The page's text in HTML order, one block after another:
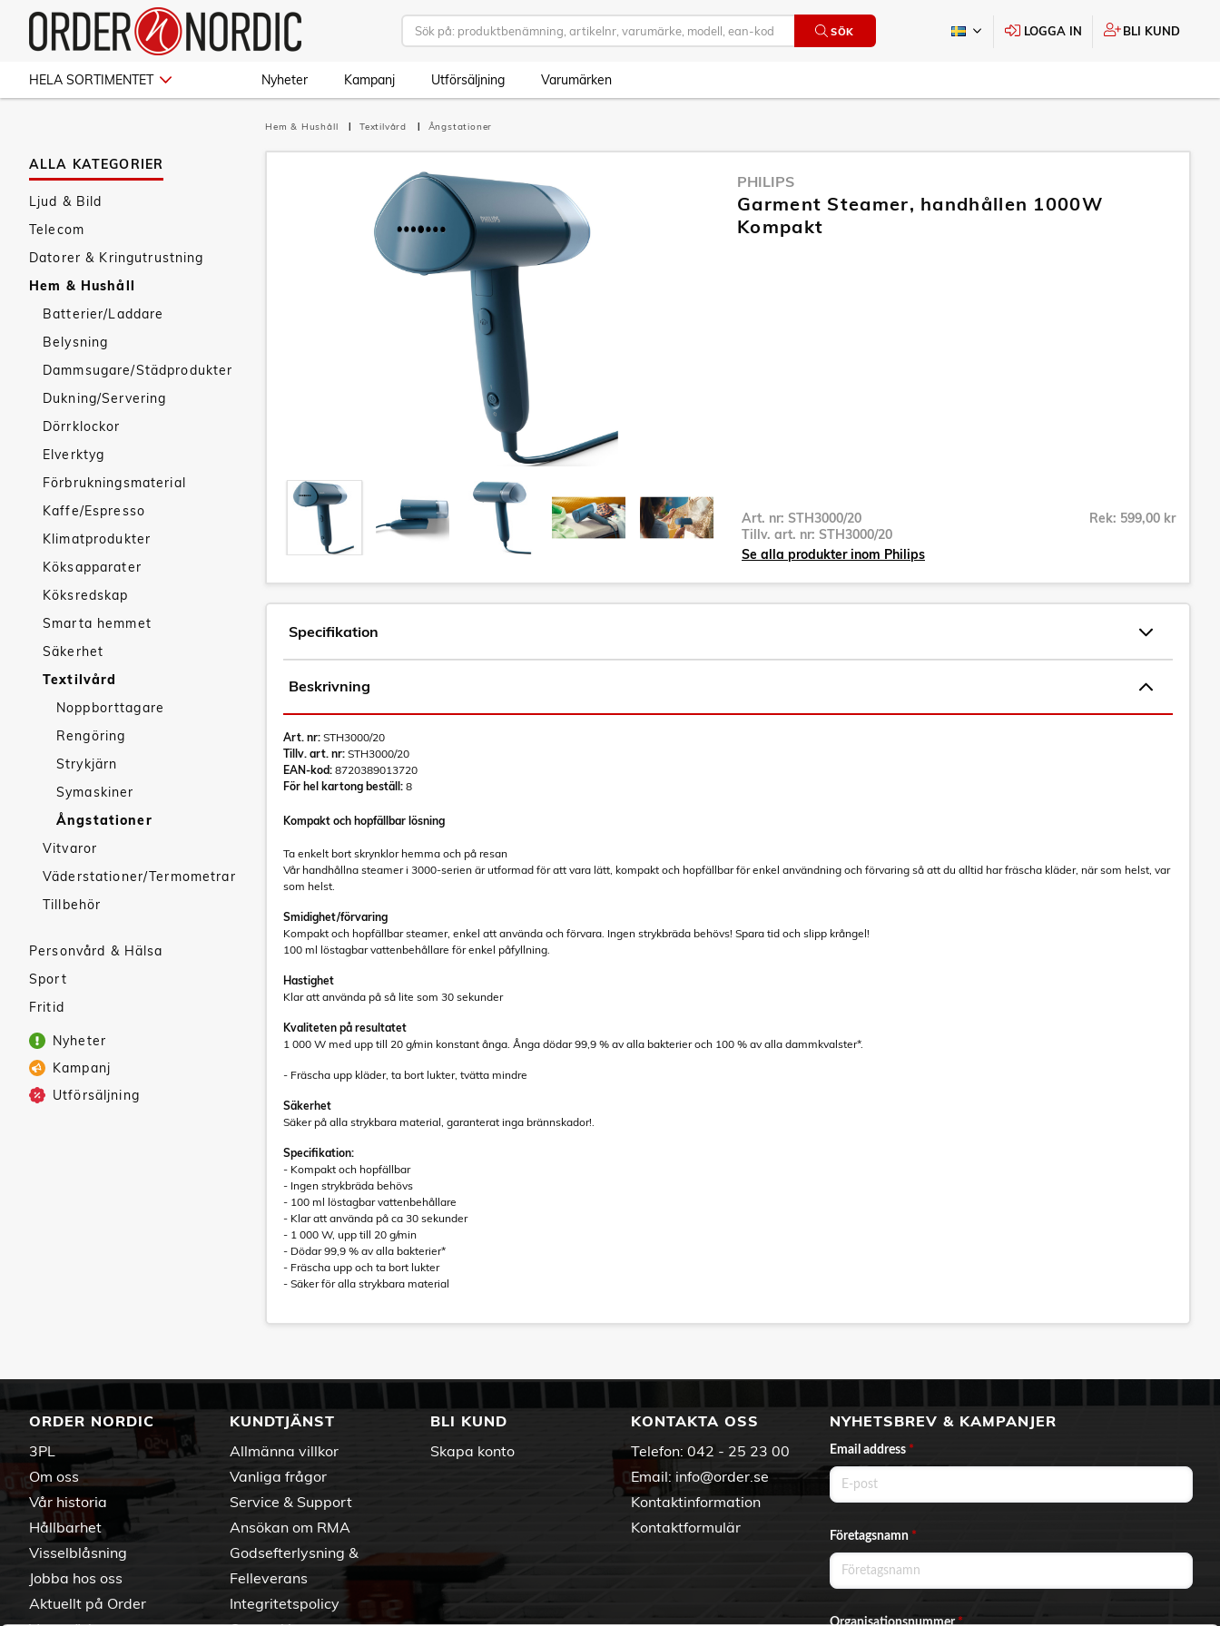
SÖK LOGGA IN BLI KUND
HELA SORTIMENTET Nyheter Kampanj Utförsäljning Varumärken
ALLA KATEGORIER
Ljud & Bild
Telecom
Datorer & Kringutrustning
Hem & Hushåll
Batterier/Laddare
Belysning
Dammsugare/Städprodukter
Dukning/Servering
Dörrklockor
Elverktyg
Förbrukningsmaterial
Kaffe/Espresso
Klimatprodukter
Köksapparater
Köksredskap
Smarta hemmet
Säkerhet
Textilvård
Noppborttagare
Rengöring
Strykjärn
Symaskiner
Ångstationer
Vitvaror
Väderstationer/Termometrar
Tillbehör
Personvård & Hälsa
Sport
Fritid
Nyheter
Kampanj
Utförsäljning
Hem & Hushåll Textilvård Ångstationer
PHILIPS
Garment Steamer, handhållen 1000W
Kompakt
Art. nr: STH3000/20
Tillv. art. nr: STH3000/20
Rek: 599,00 kr
Se alla produkter inom Philips
Specifikation
Beskrivning
Art. nr: STH3000/20
Tillv. art. nr: STH3000/20
EAN-kod: 8720389013720
För hel kartong beställ: 8
Kompakt och hopfällbar lösning
Ta enkelt bort skrynklor hemma och på resan
Vår handhållna steamer i 3000-serien är utformad för att vara lätt, kompakt och hopfällbar för enkel användning och förvaring så att du alltid har fräscha kläder, när som helst, var
som helst.
Smidighet/förvaring
Kompakt och hopfällbar steamer, enkel att använda och förvara. Ingen strykbräda behövs! Spara tid och slipp krångel!
100 ml löstagbar vattenbehållare för enkel påfyllning.
Hastighet
Klar att använda på så lite som 30 sekunder
Kvaliteten på resultatet
1 000 W med upp till 20 g/min konstant ånga. Ånga dödar 99,9 % av alla bakterier och 100 % av alla dammkvalster*.
- Fräscha upp kläder, ta bort lukter, tvätta mindre
Säkerhet
Säker på alla strykbara material, garanterat inga brännskador!.
Specifikation:
- Kompakt och hopfällbar
- Ingen strykbräda behövs
- 100 ml löstagbar vattenbehållare
- Klar att använda på ca 30 sekunder
- 1 000 W, upp till 20 g/min
- Dödar 99,9 % av alla bakterier*
- Fräscha upp och ta bort lukter
- Säker för alla strykbara material
ORDER NORDIC
3PL
Om oss
Vår historia
Hållbarhet
Visselblåsning
Jobba hos oss
Aktuellt på Order
KUNDTJÄNST
Allmänna villkor
Vanliga frågor
Service & Support
Ansökan om RMA
Godsefterlysning &
Felleverans
Integritetspolicy
BLI KUND
Skapa konto
KONTAKTA OSS
Telefon: 042 - 25 23 00
Email: info@order.se
Kontaktinformation
Kontaktformulär
NYHETSBREV & KAMPANJER
Email address *
Företagsnamn *
Organisationsnummer*